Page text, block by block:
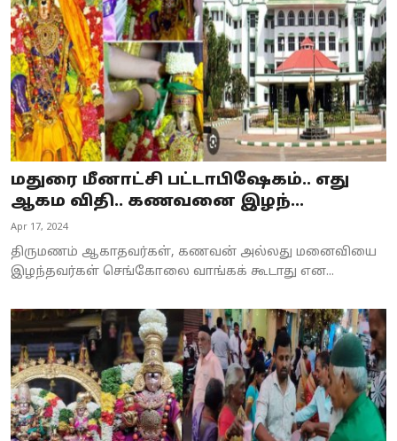
மதுரை மீனாட்சி பட்டாபிஷேகம்.. எது
ஆகம விதி.. கணவனை இழந்...
Apr 17, 2024
திருமணம் ஆகாதவர்கள், கணவன் அல்லது மனைவியை
இழந்தவர்கள் செங்கோலை வாங்கக் கூடாது என...